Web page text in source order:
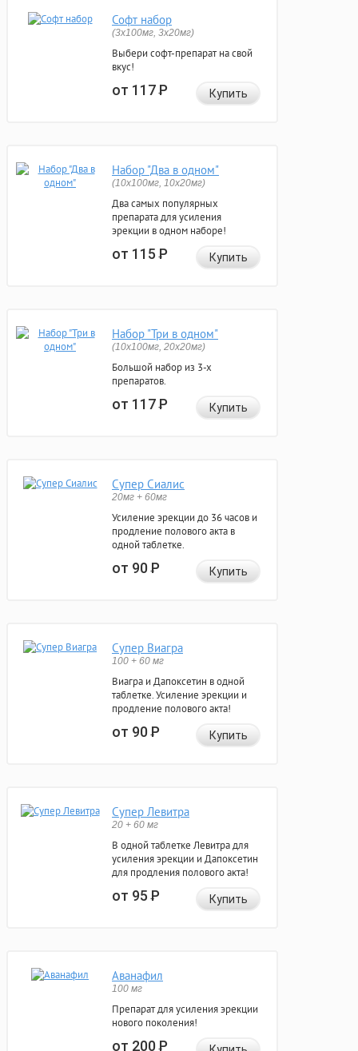
Софт набор
(3x100мг, 3x20мг)
Выбери софт-препарат на свой
вкус!
от 117Р Купить
Набор "Два в одном"
(10x100мг, 10x20мг)
Два самых популярных
препарата для усиления
эрекции в одном наборе!
от 115Р Купить
Набор "Три в одном"
(10x100мг, 20x20мг)
Большой набор из 3-х
препаратов.
от 117Р Купить
Супер Сиалис
20мг + 60мг
Усиление эрекции до 36 часов и
продление полового акта в
одной таблетке.
от 90Р Купить
Супер Виагра
100 + 60 мг
Виагра и Дапоксетин в одной
таблетке. Усиление эрекции и
продление полового акта!
от 90Р Купить
Супер Левитра
20 + 60 мг
В одной таблетке Левитра для
усиления эрекции и Дапоксетин
для продления полового акта!
от 95Р Купить
Аванафил
100 мг
Препарат для усиления эрекции
нового поколения!
от 200Р